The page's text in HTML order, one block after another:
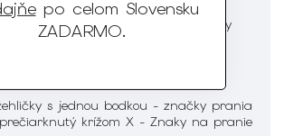
po celom Slovensku
ZADARMO.